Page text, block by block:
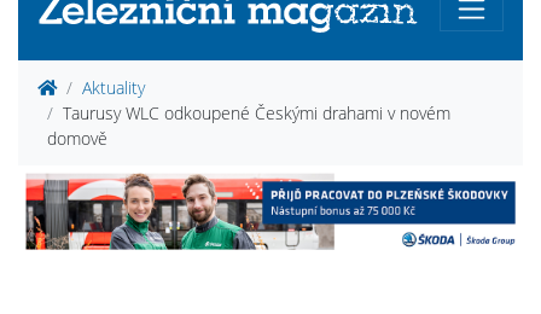
Aktuality
Taurusy WLC odkoupené Českými drahami v novém
domově